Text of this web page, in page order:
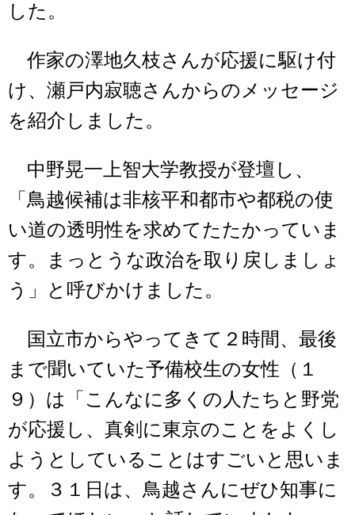
した。
作家の澤地久枝さんが応援に駆け付
け、瀬戸内寂聴さんからのメッセージ
を紹介しました。
中野晃一上智大学教授が登壇し、
「鳥越候補は非核平和都市や都税の使
い道の透明性を求めてたたかっていま
す。まっとうな政治を取り戻しましょ
う」と呼びかけました。
国立市からやってきて２時間、最後
まで聞いていた予備校生の女性（１
９）は「こんなに多くの人たちと野党
が応援し、真剣に東京のことをよくし
ようとしていることはすごいと思いま
す。３１日は、鳥越さんにぜひ知事に